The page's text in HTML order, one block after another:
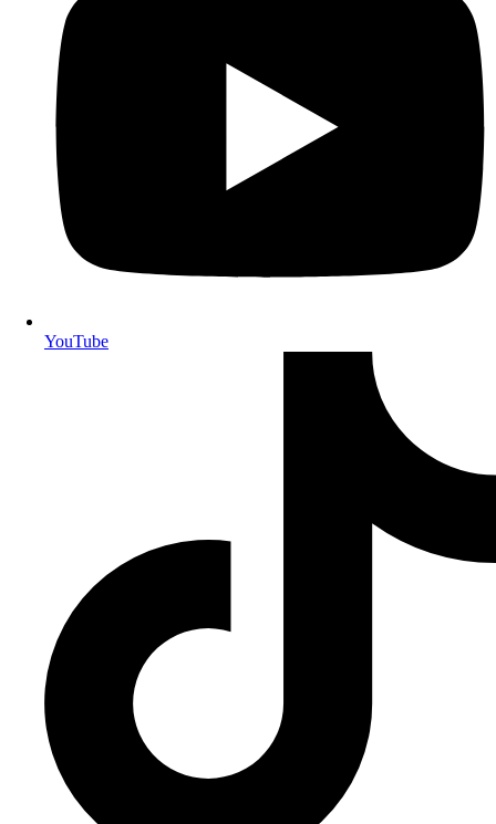
YouTube